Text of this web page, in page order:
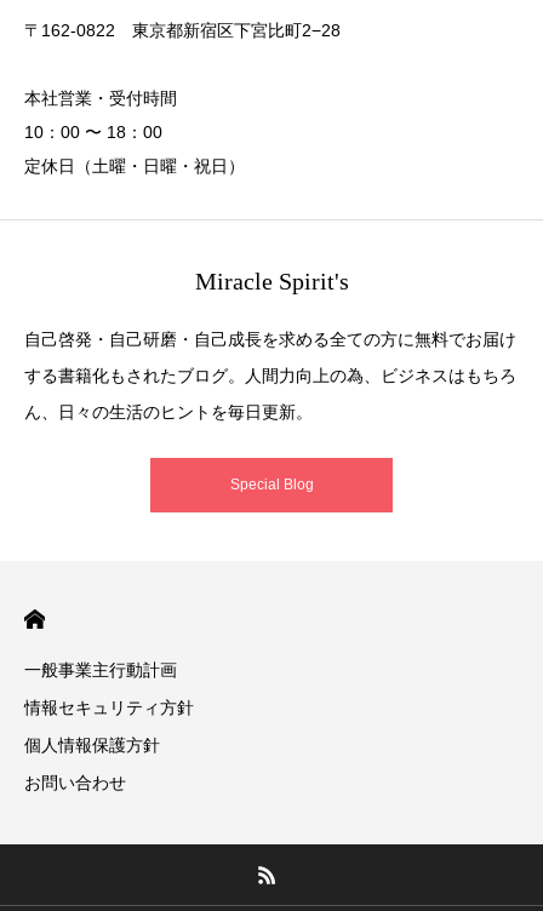
〒162-0822 東京都新宿区下宮比町2−28
本社営業・受付時間
10：00 〜 18：00
定休日（土曜・日曜・祝日）
Miracle Spirit's
自己啓発・自己研磨・自己成長を求める全ての方に無料でお届け
する書籍化もされたブログ。人間力向上の為、ビジネスはもちろ
ん、日々の生活のヒントを毎日更新。
Special Blog
一般事業主行動計画
情報セキュリティ方針
個人情報保護方針
お問い合わせ